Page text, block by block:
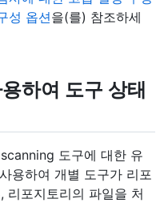
성 옵션을(를) 참조하세
하여 도구 상태
도구에 대한 유
용하여 개별 도구가 리포
리포지토리의 파일을 처